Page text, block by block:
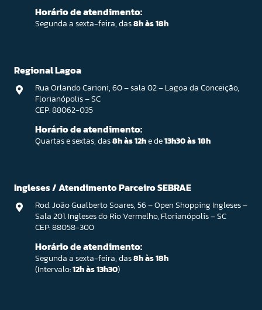
Horário de atendimento:
Segunda a sexta-feira, das8h às 18h
Regional Lagoa
Rua Orlando Carioni, 60 – sala 02 – Lagoa da Conceição,
Florianópolis – SC
CEP: 88062-035
Horário de atendimento:
Quartas e sextas, das8h às 12he de13h30 às 18h
Ingleses / Atendimento Parceiro SEBRAE
Rod. João Gualberto Soares, 56 – Open Shopping Ingleses –
Sala 201. Ingleses do Rio Vermelho, Florianópolis – SC
CEP: 88058-300
Horário de atendimento:
Segunda a sexta-feira, das8h às 18h
(Intervalo:12h às 13h30)